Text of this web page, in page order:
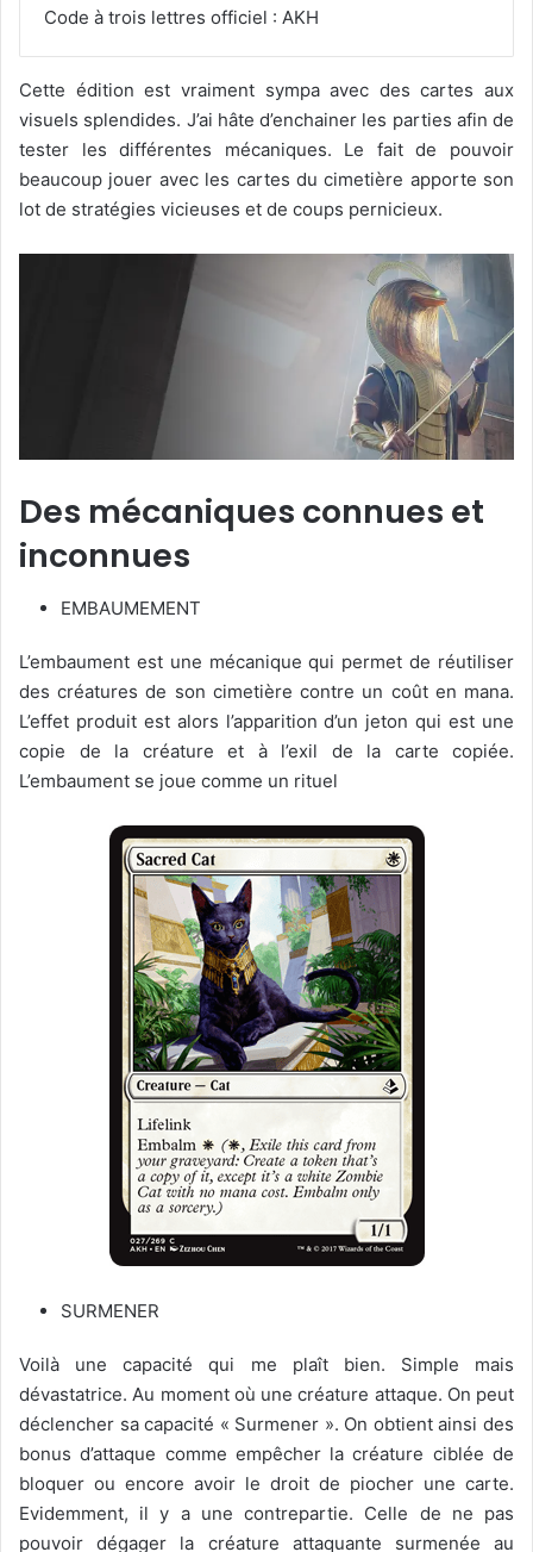
Code à trois lettres officiel : AKH
Cette édition est vraiment sympa avec des cartes aux
visuels splendides. J’ai hâte d’enchainer les parties afin de
tester les différentes mécaniques. Le fait de pouvoir
beaucoup jouer avec les cartes du cimetière apporte son
lot de stratégies vicieuses et de coups pernicieux.
Des mécaniques connues et
inconnues
EMBAUMEMENT
L’embaument est une mécanique qui permet de réutiliser
des créatures de son cimetière contre un coût en mana.
L’effet produit est alors l’apparition d’un jeton qui est une
copie de la créature et à l’exil de la carte copiée.
L’embaument se joue comme un rituel
SURMENER
Voilà une capacité qui me plaît bien. Simple mais
dévastatrice. Au moment où une créature attaque. On peut
déclencher sa capacité « Surmener ». On obtient ainsi des
bonus d’attaque comme empêcher la créature ciblée de
bloquer ou encore avoir le droit de piocher une carte.
Evidemment, il y a une contrepartie. Celle de ne pas
pouvoir dégager la créature attaquante surmenée au